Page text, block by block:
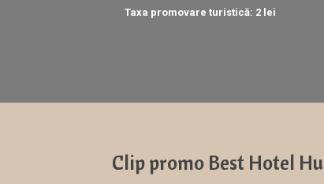
Taxa promovare turistică: 2 lei
Clip promo Best Hotel